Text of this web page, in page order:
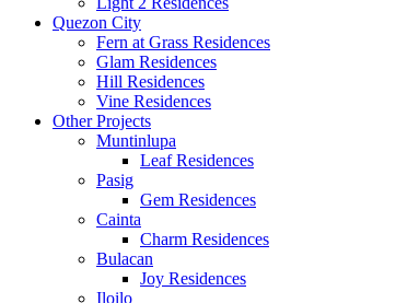
Quezon City
Fern at Grass Residences
Glam Residences
Hill Residences
Vine Residences
Other Projects
Muntinlupa
Leaf Residences
Pasig
Gem Residences
Cainta
Charm Residences
Bulacan
Joy Residences
Iloilo